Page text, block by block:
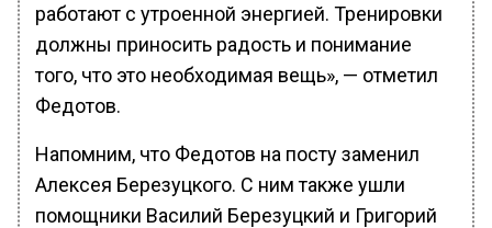
работают с утроенной энергией. Тренировки
должны приносить радость и понимание
того, что это необходимая вещь», — отметил
Федотов.
Напомним, что Федотов на посту заменил
Алексея Березуцкого. С ним также ушли
помощники Василий Березуцкий и Григорий